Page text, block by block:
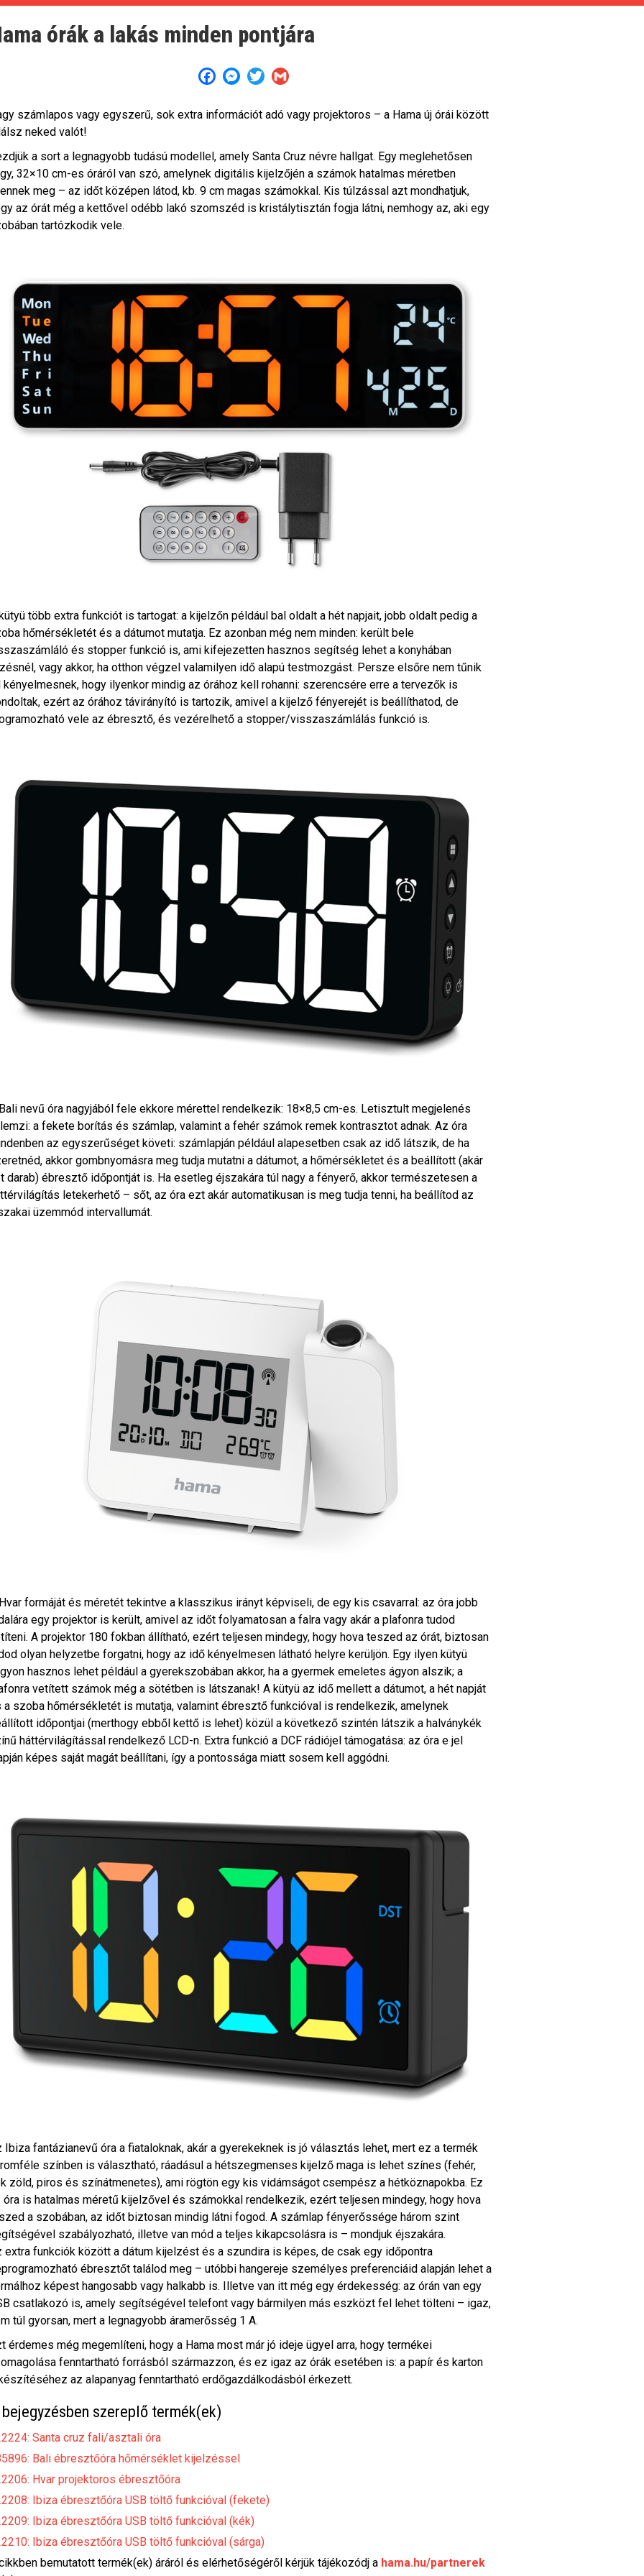
órák a lakás minden pontjára
FacebookMessenger
Twitter
számlapos vagy egyszerű, sok extra információt adó vagy projektoros – a Hama új órái között
neked valót!
a sort a legnagyobb tudású modellel, amely Santa Cruz névre hallgat. Egy meglehetősen
32×10 cm-es óráról van szó, amelynek digitális kijelzőjén a számok hatalmas méretben
meg – az időt középen látod, kb. 9 cm magas számokkal. Kis túlzással azt mondhatjuk,
az órát még a kettővel odébb lakó szomszéd is kristálytisztán fogja látni, nemhogy az, aki egy
tartózkodik vele.
több extra funkciót is tartogat: a kijelzőn például bal oldalt a hét napjait, jobb oldalt pedig a
hőmérsékletét és a dátumot mutatja. Ez azonban még nem minden: került bele
és stopper funkció is, ami kifejezetten hasznos segítség lehet a konyhában
vagy akkor, ha otthon végzel valamilyen idő alapú testmozgást. Persze elsőre nem tűnik
kényelmesnek, hogy ilyenkor mindig az órához kell rohanni: szerencsére erre a tervezők is
ezért az órához távirányító is tartozik, amivel a kijelző fényerejét is beállíthatod, de
vele az ébresztő, és vezérelhető a stopper/visszaszámlálás funkció is.
nevű óra nagyjából fele ekkore mérettel rendelkezik: 18×8,5 cm-es. Letisztult megjelenés
a fekete borítás és számlap, valamint a fehér számok remek kontrasztot adnak. Az óra
az egyszerűséget követi: számlapján például alapesetben csak az idő látszik, de ha
akkor gombnyomásra meg tudja mutatni a dátumot, a hőmérsékletet és a beállított (akár
darab) ébresztő időpontját is. Ha esetleg éjszakára túl nagy a fényerő, akkor természetesen a
letekerhető – sőt, az óra ezt akár automatikusan is meg tudja tenni, ha beállítod az
üzemmód intervallumát.
formáját és méretét tekintve a klasszikus irányt képviseli, de egy kis csavarral: az óra jobb
egy projektor is került, amivel az időt folyamatosan a falra vagy akár a plafonra tudod
A projektor 180 fokban állítható, ezért teljesen mindegy, hogy hova teszed az órát, biztosan
olyan helyzetbe forgatni, hogy az idő kényelmesen látható helyre kerüljön. Egy ilyen kütyü
hasznos lehet például a gyerekszobában akkor, ha a gyermek emeletes ágyon alszik; a
vetített számok még a sötétben is látszanak! A kütyü az idő mellett a dátumot, a hét napját
a szoba hőmérsékletét is mutatja, valamint ébresztő funkcióval is rendelkezik, amelynek
időpontjai (merthogy ebből kettő is lehet) közül a következő szintén látszik a halványkék
háttérvilágítással rendelkező LCD-n. Extra funkció a DCF rádiójel támogatása: az óra e jel
képes saját magát beállítani, így a pontossága miatt sosem kell aggódni.
Ibiza fantázianevű óra a fiataloknak, akár a gyerekeknek is jó választás lehet, mert ez a termék
színben is választható, ráadásul a hétszegmenses kijelző maga is lehet színes (fehér,
zöld, piros és színátmenetes), ami rögtön egy kis vidámságot csempész a hétköznapokba. Ez
óra is hatalmas méretű kijelzővel és számokkal rendelkezik, ezért teljesen mindegy, hogy hova
a szobában, az időt biztosan mindig látni fogod. A számlap fényerőssége három szint
szabályozható, illetve van mód a teljes kikapcsolásra is – mondjuk éjszakára.
extra funkciók között a dátum kijelzést és a szundira is képes, de csak egy időpontra
ébresztőt találod meg – utóbbi hangereje személyes preferenciáid alapján lehet a
képest hangosabb vagy halkabb is. Illetve van itt még egy érdekesség: az órán van egy
csatlakozó is, amely segítségével telefont vagy bármilyen más eszközt fel lehet tölteni – igaz,
túl gyorsan, mert a legnagyobb áramerősség 1 A.
érdemes még megemlíteni, hogy a Hama most már jó ideje ügyel arra, hogy termékei
fenntartható forrásból származzon, és ez igaz az órák esetében is: a papír és karton
az alapanyag fenntartható erdőgazdálkodásból érkezett.
szereplő termék(ek)
Santa cruz fali/asztali óra
Bali ébresztőóra hőmérséklet kijelzéssel
Hvar projektoros ébresztőóra
Ibiza ébresztőóra USB töltő funkcióval (fekete)
Ibiza ébresztőóra USB töltő funkcióval (kék)
Ibiza ébresztőóra USB töltő funkcióval (sárga)
bemutatott termék(ek) áráról és elérhetőségéről kérjük tájékozódj a hama.hu/partnerek